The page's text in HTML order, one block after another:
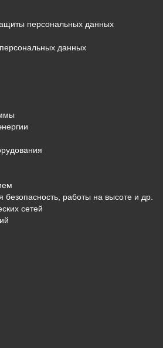
персональных данных
данных
работы на высоте и др.
сетей